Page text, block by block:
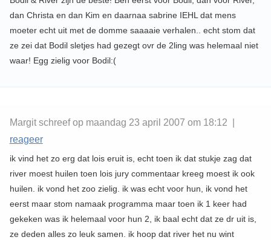
dan Christa en dan Kim en daarnaa sabrine IEHL dat mens
moeter echt uit met de domme saaaaie verhalen.. echt stom dat
ze zei dat Bodil sletjes had gezegt ovr de 2ling was helemaal niet
waar! Egg zielig voor Bodil:(
Margit schreef op maandag 23 april 2007 om 18:12 |
reageer
ik vind het zo erg dat lois eruit is, echt toen ik dat stukje zag dat
river moest huilen toen lois jury commentaar kreeg moest ik ook
huilen. ik vond het zoo zielig. ik was echt voor hun, ik vond het
eerst maar stom namaak programma maar toen ik 1 keer had
gekeken was ik helemaal voor hun 2, ik baal echt dat ze dr uit is,
ze deden alles zo leuk samen. ik hoop dat river het nu wint